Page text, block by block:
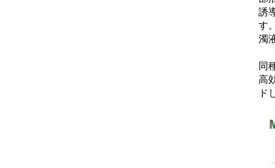
誘
す
濁
同
高
ド